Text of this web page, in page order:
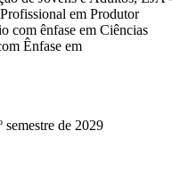
em Produtor
com ênfase em Ciências
Ênfase em
semestre de 2029